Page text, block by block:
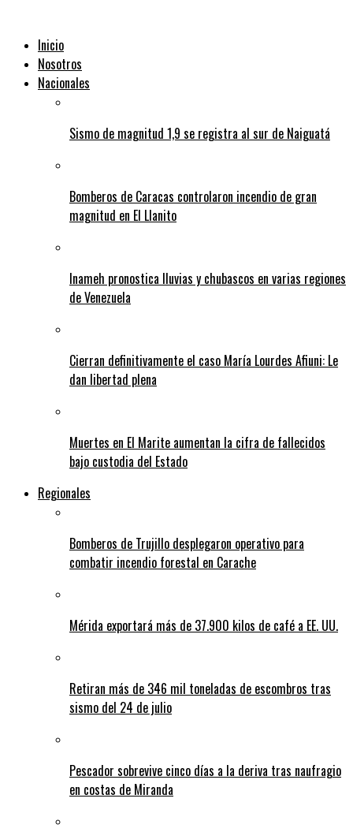
Inicio
Nosotros
Nacionales
Sismo de magnitud 1,9 se registra al sur de Naiguatá
Bomberos de Caracas controlaron incendio de gran
magnitud en El Llanito
Inameh pronostica lluvias y chubascos en varias regiones
de Venezuela
Cierran definitivamente el caso María Lourdes Afiuni: Le
dan libertad plena
Muertes en El Marite aumentan la cifra de fallecidos
bajo custodia del Estado
Regionales
Bomberos de Trujillo desplegaron operativo para
combatir incendio forestal en Carache
Mérida exportará más de 37.900 kilos de café a EE. UU.
Retiran más de 346 mil toneladas de escombros tras
sismo del 24 de julio
Pescador sobrevive cinco días a la deriva tras naufragio
en costas de Miranda